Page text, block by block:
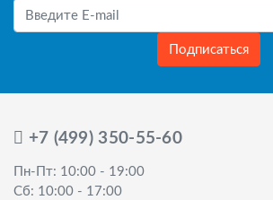
Подписаться
+7 (499) 350-55-60
Пн-Пт: 10:00 - 19:00
Сб: 10:00 - 17:00